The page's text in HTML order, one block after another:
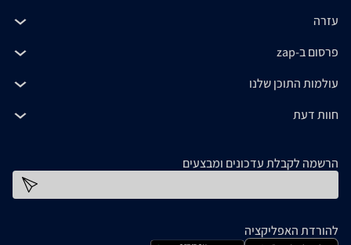
עזרה
פרסום ב-zap
עולמות התוכן שלנו
חוות דעת
הרשמה לקבלת עדכונים ומבצעים
להורדת האפליקציה